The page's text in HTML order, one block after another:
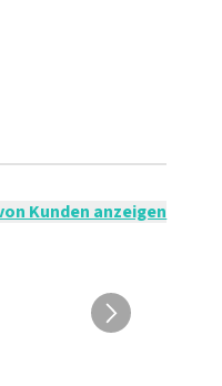
wenn du keine
Kunden anzeigen